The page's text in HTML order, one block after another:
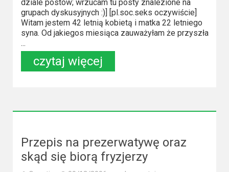
dziale postów; wrzucam tu posty znalezione na
grupach dyskusyjnych :)] [pl.soc.seks oczywiście]
Witam jestem 42 letnią kobietą i matka 22 letniego
syna. Od jakiegos miesiąca zauważyłam że przyszła
...
czytaj więcej
Przepis na prezerwatywę oraz
skąd się biorą fryzjerzy